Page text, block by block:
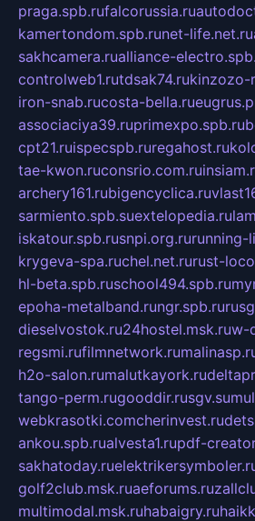
praga.spb.rufalcorussia.ru
kamertondom.spb.runet-life.net.ru
sakhcamera.rualliance-
controlweb1.rutdsak74.rukinzozo-
iron-snab.rucosta-bella.ru
associaciya39.ruprimexpo.spb.ru
cpt21.ruispecspb.ruregahost.ru
tae-kwon.ruconsrio.com.ru
archery161.rubigencyclica.ru
sarmiento.spb.suextelopedia.ru
iskatour.spb.rusnpi.org.rurunning-
krygeva-spa.ruchel.net.rurust-
hl-beta.spb.ruschool494.spb.ru
epoha-metalband.rungr.spb.ru
dieselvostok.ru24hostel.msk.ruw-
regsmi.rufilmnetwork.ru
h2o-salon.rumalutkayork.ru
tango-perm.rugooddir.rusgv.su
webkrasotki.comcherinvest.ru
ankou.spb.rualvesta1.rupdf-
sakhatoday.ru
golf2club.msk.ruaeforums.ru
multimodal.msk.ruhabaigry.ru